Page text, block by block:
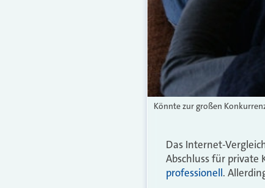
Könnte zur großen
Das Internet-
Abschluss für private
professionell.